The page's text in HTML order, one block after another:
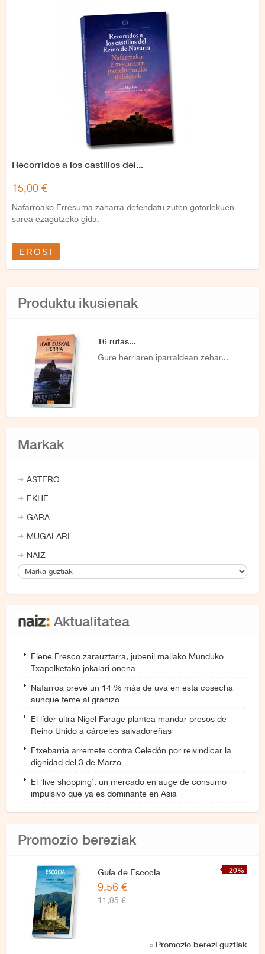
Recorridos a los castillos del...
15,00 €
Nafarroako Erresuma zaharra defendatu zuten gotorlekuen
sarea ezagutzeko gida.
EROSI
Produktu ikusienak
16 rutas...
Gure herriaren iparraldean zehar...
Markak
ASTERO
EKHE
GARA
MUGALARI
NAIZ
Aktualitatea
Elene Fresco zarauztarra, jubenil mailako Munduko
Txapelketako jokalari onena
Nafarroa prevé un 14 % más de uva en esta cosecha
aunque teme al granizo
El líder ultra Nigel Farage plantea mandar presos de
Reino Unido a cárceles salvadoreñas
Etxebarria arremete contra Celedón por reivindicar la
dignidad del 3 de Marzo
El ‘live shopping’, un mercado en auge de consumo
impulsivo que ya es dominante en Asia
Promozio bereziak
-20%
Guía de Escocia
9,56 €
11,95 €
» Promozio berezi guztiak